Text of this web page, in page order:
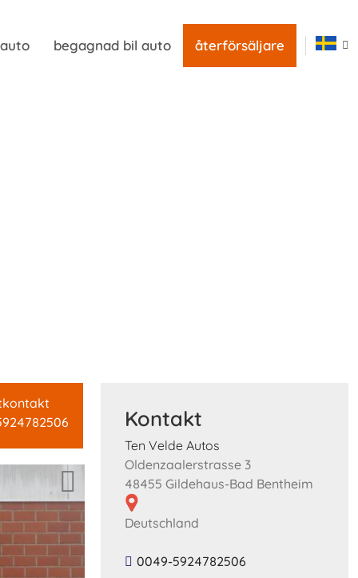
begagnad bil auto återförsäljare
Kontakt
Ten Velde Autos
Oldenzaalerstrasse 3
48455 Gildehaus-Bad Bentheim
Deutschland
0049-5924782506